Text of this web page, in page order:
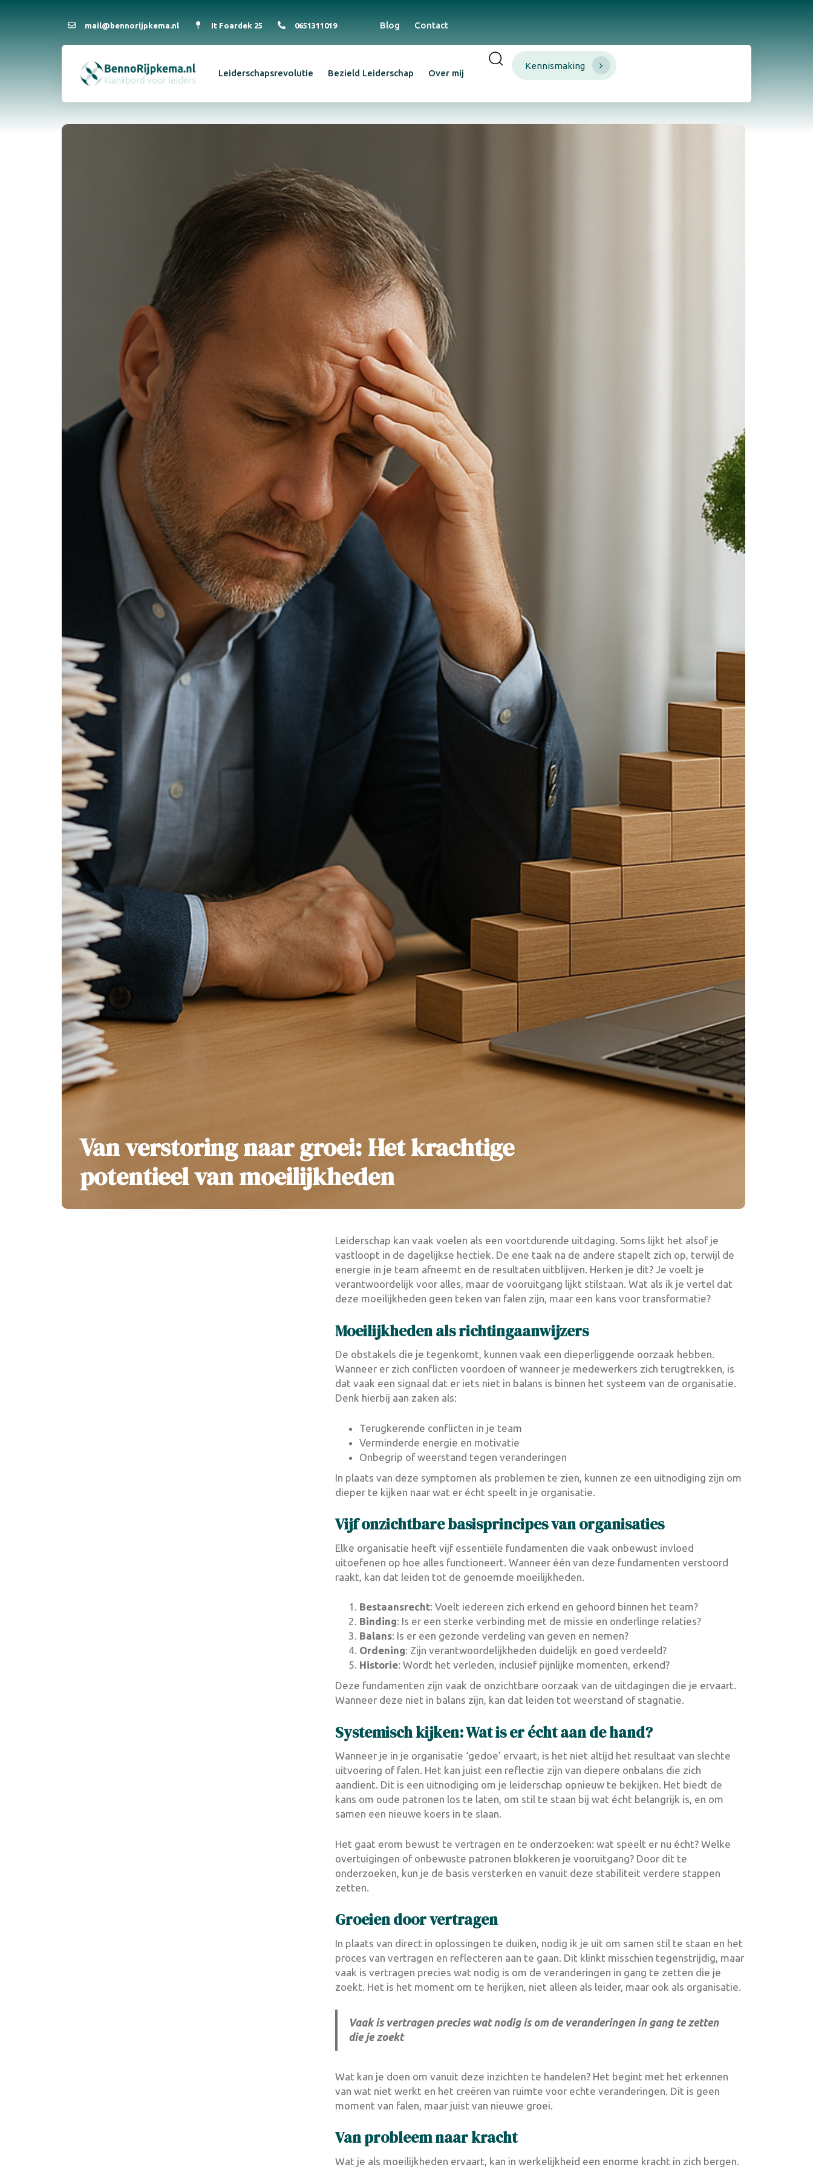
mail@bennorijpkema.nl It Foardek 25 0651311019 Blog Contact
Leiderschapsrevolutie Bezield Leiderschap Over mij
Type and hit enter
Kennismaking
Van verstoring naar groei: Het krachtige
potentieel van moeilijkheden
Leiderschap kan vaak voelen als een voortdurende uitdaging. Soms lijkt het alsof je
vastloopt in de dagelijkse hectiek. De ene taak na de andere stapelt zich op, terwijl de
energie in je team afneemt en de resultaten uitblijven. Herken je dit? Je voelt je
verantwoordelijk voor alles, maar de vooruitgang lijkt stilstaan. Wat als ik je vertel dat
deze moeilijkheden geen teken van falen zijn, maar een kans voor transformatie?
Moeilijkheden als richtingaanwijzers
De obstakels die je tegenkomt, kunnen vaak een dieperliggende oorzaak hebben.
Wanneer er zich conflicten voordoen of wanneer je medewerkers zich terugtrekken, is
dat vaak een signaal dat er iets niet in balans is binnen het systeem van de organisatie.
Denk hierbij aan zaken als:
Terugkerende conflicten in je team
Verminderde energie en motivatie
Onbegrip of weerstand tegen veranderingen
In plaats van deze symptomen als problemen te zien, kunnen ze een uitnodiging zijn om
dieper te kijken naar wat er écht speelt in je organisatie.
Vijf onzichtbare basisprincipes van organisaties
Elke organisatie heeft vijf essentiële fundamenten die vaak onbewust invloed
uitoefenen op hoe alles functioneert. Wanneer één van deze fundamenten verstoord
raakt, kan dat leiden tot de genoemde moeilijkheden.
Bestaansrecht: Voelt iedereen zich erkend en gehoord binnen het team?
Binding: Is er een sterke verbinding met de missie en onderlinge relaties?
Balans: Is er een gezonde verdeling van geven en nemen?
Ordening: Zijn verantwoordelijkheden duidelijk en goed verdeeld?
Historie: Wordt het verleden, inclusief pijnlijke momenten, erkend?
Deze fundamenten zijn vaak de onzichtbare oorzaak van de uitdagingen die je ervaart.
Wanneer deze niet in balans zijn, kan dat leiden tot weerstand of stagnatie.
Systemisch kijken: Wat is er écht aan de hand?
Wanneer je in je organisatie ‘gedoe’ ervaart, is het niet altijd het resultaat van slechte
uitvoering of falen. Het kan juist een reflectie zijn van diepere onbalans die zich
aandient. Dit is een uitnodiging om je leiderschap opnieuw te bekijken. Het biedt de
kans om oude patronen los te laten, om stil te staan bij wat écht belangrijk is, en om
samen een nieuwe koers in te slaan.
Het gaat erom bewust te vertragen en te onderzoeken: wat speelt er nu écht? Welke
overtuigingen of onbewuste patronen blokkeren je vooruitgang? Door dit te
onderzoeken, kun je de basis versterken en vanuit deze stabiliteit verdere stappen
zetten.
Groeien door vertragen
In plaats van direct in oplossingen te duiken, nodig ik je uit om samen stil te staan en het
proces van vertragen en reflecteren aan te gaan. Dit klinkt misschien tegenstrijdig, maar
vaak is vertragen precies wat nodig is om de veranderingen in gang te zetten die je
zoekt. Het is het moment om te herijken, niet alleen als leider, maar ook als organisatie.
Vaak is vertragen precies wat nodig is om de veranderingen in gang te zetten
die je zoekt
Wat kan je doen om vanuit deze inzichten te handelen? Het begint met het erkennen
van wat niet werkt en het creëren van ruimte voor echte veranderingen. Dit is geen
moment van falen, maar juist van nieuwe groei.
Van probleem naar kracht
Wat je als moeilijkheden ervaart, kan in werkelijkheid een enorme kracht in zich bergen.